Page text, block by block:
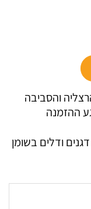
והסביבה
ודלים בשומן